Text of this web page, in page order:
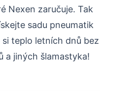
Nexen zaručuje. Tak
sadu pneumatik
si teplo letních dnů bez
a jiných šlamastyka!